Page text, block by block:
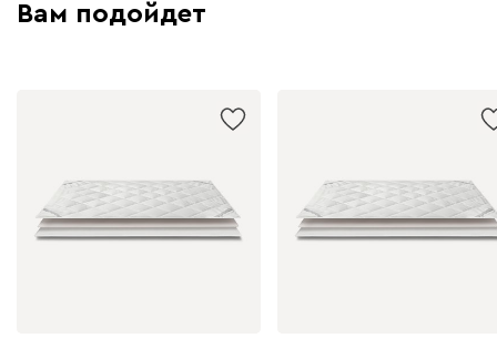
Вам подойдет